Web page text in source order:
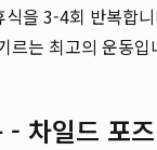
을 3-4회 반복합
르는 최고의 운동입
- 차일드 포